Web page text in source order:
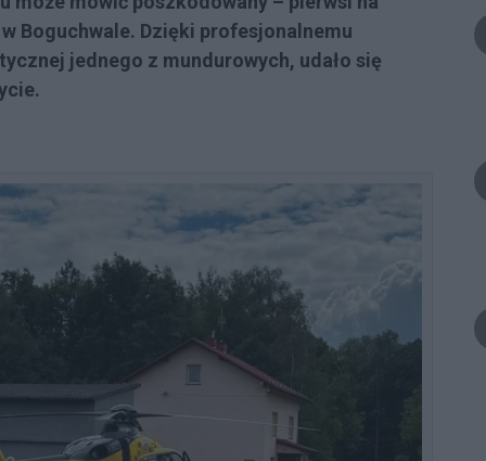
Boguchwale. Dzięki profesjonalnemu
jednego z mundurowych, udało się